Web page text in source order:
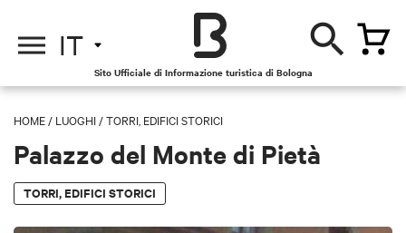
IT
Sito Ufficiale di Informazione turistica di Bologna
HOME / LUOGHI /TORRI, EDIFICI STORICI
Palazzo del Monte di Pietà
TORRI, EDIFICI STORICI